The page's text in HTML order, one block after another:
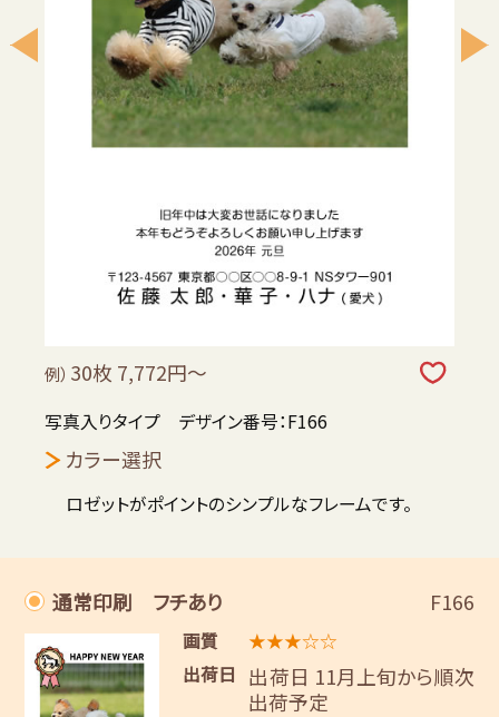
例） 30枚 7,772円～
写真入りタイプ デザイン番号：F166
カラー選択
ロゼットがポイントのシンプルなフレームです。
通常印刷 フチあり F166
画質
★★★☆☆
出荷日
出荷日 11月上旬から順次
出荷予定